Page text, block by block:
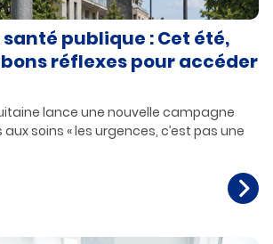
santé publique : Cet été,
réflexes pour accéder
lance une nouvelle campagne
soins « les urgences, c’est pas une